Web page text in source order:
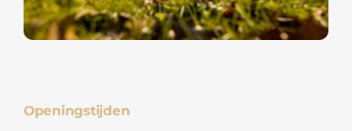
Openingstijden